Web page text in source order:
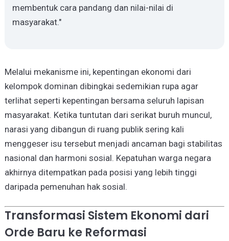
membentuk cara pandang dan nilai-nilai di
masyarakat."
Melalui mekanisme ini, kepentingan ekonomi dari
kelompok dominan dibingkai sedemikian rupa agar
terlihat seperti kepentingan bersama seluruh lapisan
masyarakat. Ketika tuntutan dari serikat buruh muncul,
narasi yang dibangun di ruang publik sering kali
menggeser isu tersebut menjadi ancaman bagi stabilitas
nasional dan harmoni sosial. Kepatuhan warga negara
akhirnya ditempatkan pada posisi yang lebih tinggi
daripada pemenuhan hak sosial.
Transformasi Sistem Ekonomi dari
Orde Baru ke Reformasi